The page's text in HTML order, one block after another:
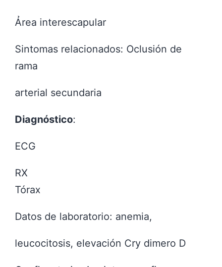
Ảrea interescapular
Sintomas relacionados: Oclusión de
rama
arterial secundaria
Diagnóstico:
ECG
RX
Tórax
Datos de laboratorio: anemia,
leucocitosis, elevación Cry dimero D